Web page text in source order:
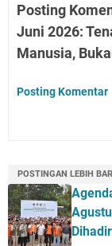
Posting
Juni 2026:
Manusia,
Posting Komentar
POSTINGAN LEBIH